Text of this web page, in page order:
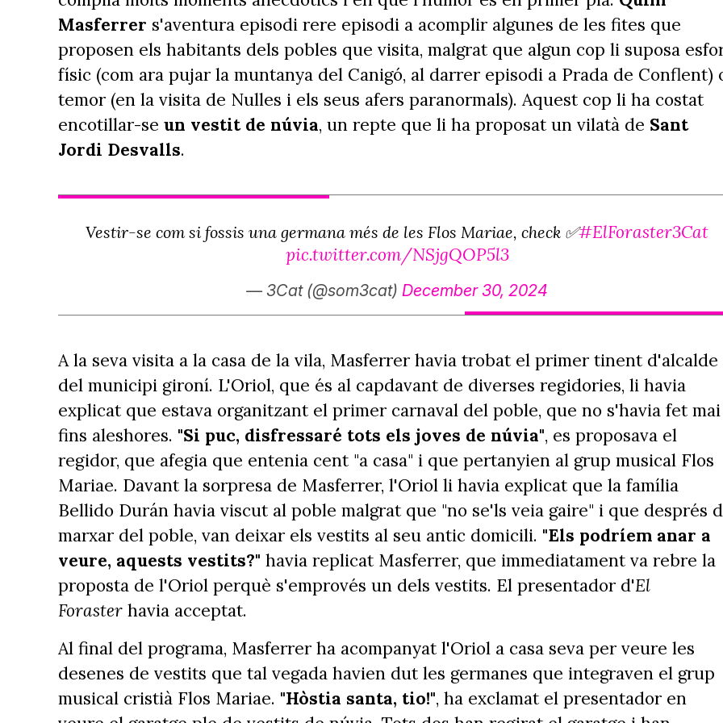
Masferrer s'aventura episodi rere episodi a acomplir algunes de les fites que
proposen els habitants dels pobles que visita, malgrat que algun cop li suposa
físic (com ara pujar la muntanya del Canigó, al darrer episodi a Prada de Conflent)
temor (en la visita de Nulles i els seus afers paranormals). Aquest cop li ha costat
encotillar-se un vestit de núvia, un repte que li ha proposat un vilatà de Sant
Jordi Desvalls.
Vestir-se com si fossis una germana més de les Flos Mariae, check ✅#ElForaster3Cat
pic.twitter.com/NSjgQOP5l3
— 3Cat (@som3cat) December 30, 2024
A la seva visita a la casa de la vila, Masferrer havia trobat el primer tinent d'alcalde
del municipi gironí. L'Oriol, que és al capdavant de diverses regidories, li havia
explicat que estava organitzant el primer carnaval del poble, que no s'havia fet mai
fins aleshores. "Si puc, disfressaré tots els joves de núvia", es proposava el
regidor, que afegia que entenia cent "a casa" i que pertanyien al grup musical Flos
Mariae. Davant la sorpresa de Masferrer, l'Oriol li havia explicat que la família
Bellido Durán havia viscut al poble malgrat que "no se'ls veia gaire" i que després
marxar del poble, van deixar els vestits al seu antic domicili. "Els podríem anar a
veure, aquests vestits?" havia replicat Masferrer, que immediatament va rebre la
proposta de l'Oriol perquè s'emprovés un dels vestits. El presentador d'El
Foraster havia acceptat.
Al final del programa, Masferrer ha acompanyat l'Oriol a casa seva per veure les
desenes de vestits que tal vegada havien dut les germanes que integraven el grup
musical cristià Flos Mariae. "Hòstia santa, tio!", ha exclamat el presentador en